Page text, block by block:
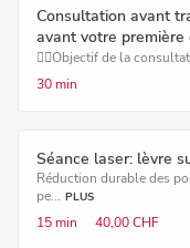
Consultation avant
avant votre
👩‍⚕️Objectif de la
30 min
Séance laser: lèvre
Réduction durable des
pe... PLUS
15 min 40,00 CHF